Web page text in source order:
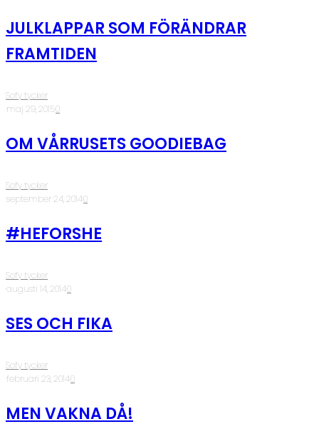
JULKLAPPAR SOM FÖRÄNDRAR
FRAMTIDEN
Sofy tycker
·maj 29, 2015·0
OM VÅRRUSETS GOODIEBAG
Sofy tycker
·september 24, 2014·0
#HEFORSHE
Sofy tycker
·augusti 14, 2014·0
SES OCH FIKA
Sofy tycker
·februari 23, 2014·0
MEN VAKNA DÅ!